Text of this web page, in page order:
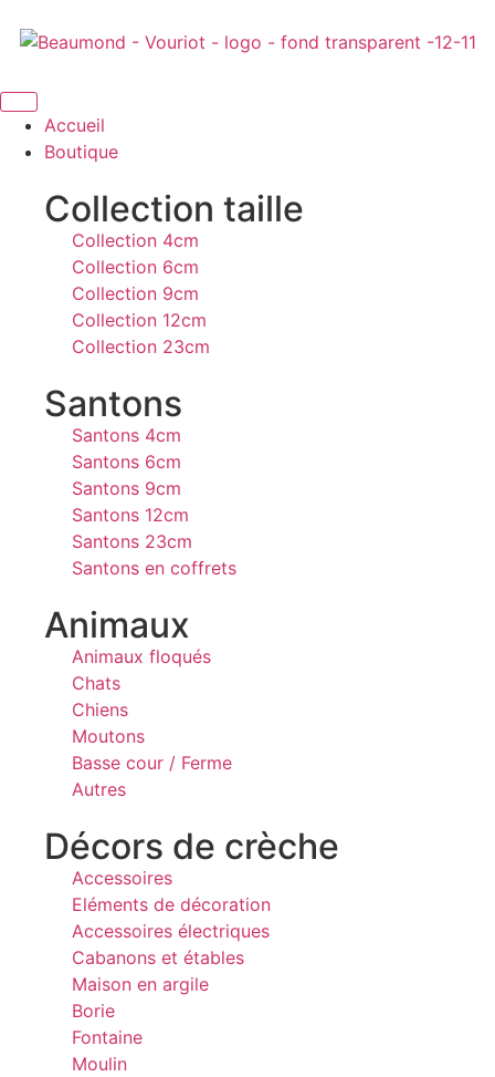
Accueil
Boutique
Collection taille
Collection 4cm
Collection 6cm
Collection 9cm
Collection 12cm
Collection 23cm
Santons
Santons 4cm
Santons 6cm
Santons 9cm
Santons 12cm
Santons 23cm
Santons en coffrets
Animaux
Animaux floqués
Chats
Chiens
Moutons
Basse cour / Ferme
Autres
Décors de crèche
Accessoires
Eléments de décoration
Accessoires électriques
Cabanons et étables
Maison en argile
Borie
Fontaine
Moulin